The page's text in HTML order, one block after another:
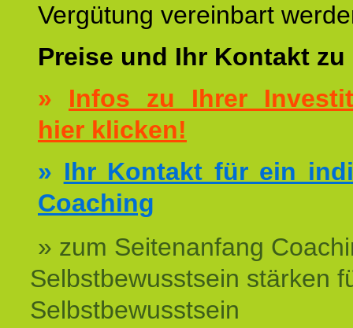
Vergütung vereinbart
Preise und Ihr Kontakt
» Infos zu Ihrer
hier klicken!
» Ihr Kontakt für ein
Coaching
» zum Seitenanfang
Selbstbewusstsein stärken
Selbstbewusstsein